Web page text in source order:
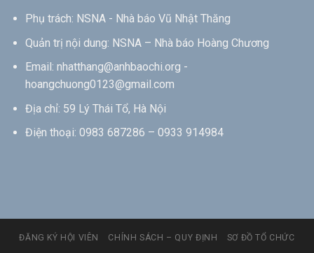
Phụ trách: NSNA - Nhà báo Vũ Nhật Thăng
Quản trị nội dung: NSNA – Nhà báo Hoàng Chương
Email: nhatthang@anhbaochi.org -
hoangchuong0123@gmail.com
Địa chỉ: 59 Lý Thái Tổ, Hà Nội
Điện thoại: 0983 687286 – 0933 914984
ĐĂNG KÝ HỘI VIÊN CHÍNH SÁCH – QUY ĐỊNH SƠ ĐỒ TỔ CHỨC